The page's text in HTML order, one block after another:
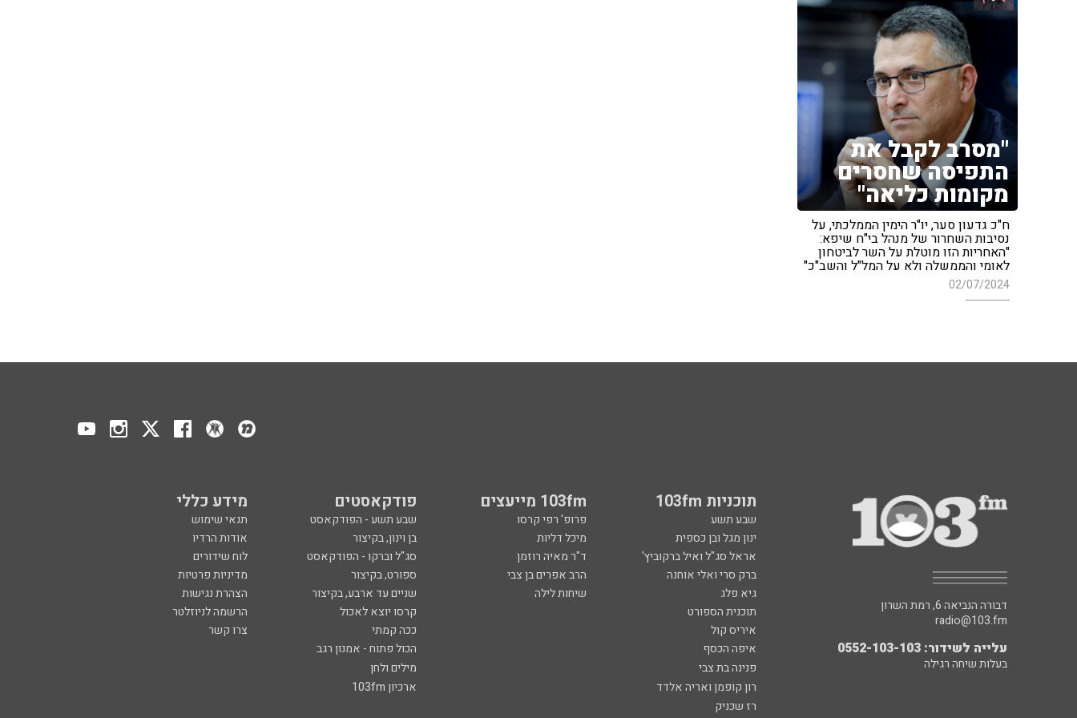
"מסרב לקבל את
התפיסה שחסרים
מקומות כליאה"
ח"כ גדעון סער, יו"ר הימין הממלכתי, על
נסיבות השחרור של מנהל בי"ח שיפא:
"האחריות הזו מוטלת על השר לביטחון
לאומי והממשלה ולא על המל"ל והשב"כ"
02/07/2024
תוכניות 103fm 103fm מייעצים פודקאסטים מידע כללי
שבע תשע פרופ' רפי קרסו שבע תשע - הפודקאסט
תנאי שימוש
ינון מגל ובן כספית
מיכל דליות בן וינון, בקיצור
אודות הרדיו
אראל סג"ל ואיל ברקוביץ'
ד"ר מאיה רוזמן סג"ל וברקו - הפודקאסט
לוח שידורים
ברק סרי ואלי אוחנה
הרב אפרים בן צבי ספורט, בקיצור
מדיניות פרטיות
גיא פלג
שיחות לילה שניים עד ארבע, בקיצור
הצהרת נגישות
תוכנית הספורט
קרסו יוצא לאכול
הרשמה לניוזלטר
איריס קול
ככה קמתי
צרו קשר
איפה הכסף
הכול פתוח - אמנון רגב
פנינה בת צבי
מילים ולחן
רון קופמן ואריה אלדד
ארכיון 103fm
רז שכניק
דבורה הנביאה 6, רמת השרון
radio@103.fm
עלייה לשידור: 0552-103-103
בעלות שיחה רגילה